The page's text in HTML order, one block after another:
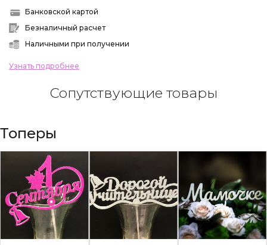
Банковской картой
Безналичный расчет
Наличными при получении
Узнать подробнее
Сопутствующие товары
Топеры